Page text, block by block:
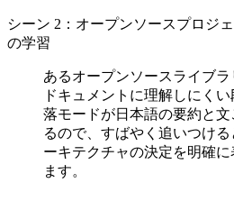
シーン 2：オープンソースプロジ
の学習
あるオープンソースライブ
ドキュメントに理解しにく
落モードが日本語の要約と
るので、すばやく追いつけ
ーキテクチャの決定を明確
ます。